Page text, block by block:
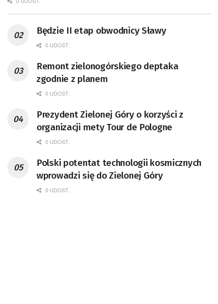
Będzie II etap obwodnicy Sławy
0 UDOST.
Remont zielonogórskiego deptaka
zgodnie z planem
0 UDOST.
Prezydent Zielonej Góry o korzyści z
organizacji mety Tour de Pologne
0 UDOST.
Polski potentat technologii kosmicznych
wprowadzi się do Zielonej Góry
0 UDOST.